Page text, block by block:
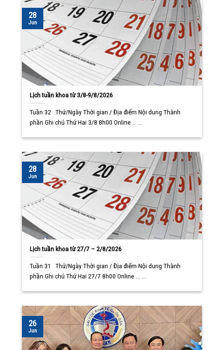
Lịch tuần khoa từ 3/8-9/8/2026
Tuần 32 Thứ/Ngày Thời gian / Địa điểm Nội dung Thành
phần Ghi chú Thứ Hai 3/8 8h00 Online ... ...
28
Jun
Lịch tuần khoa từ 27/7 – 2/8/2026
Tuần 31 Thứ/Ngày Thời gian / Địa điểm Nội dung Thành
phần Ghi chú Thứ Hai 27/7 8h00 Online ... ...
28
Jun
26
Jun